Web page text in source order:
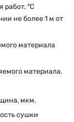
работ, °С
не более 1 м от
материала
материала.
мкм.
сушки